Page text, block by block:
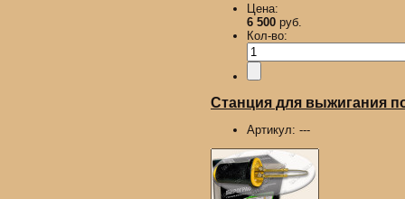
Цена:
6 500 руб.
Кол-во:
Станция для выжигания
Артикул: ---